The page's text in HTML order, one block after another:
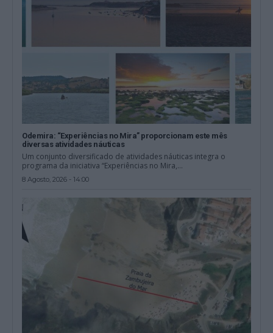
Odemira: “Experiências no Mira” proporcionam este mês
diversas atividades náuticas
Um conjunto diversificado de atividades náuticas integra o
programa da iniciativa “Experiências no Mira,...
8 Agosto, 2026 - 14:00